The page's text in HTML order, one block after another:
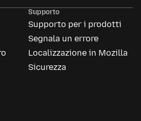
Supporto
Supporto per i prodotti
Segnala un errore
Localizzazione in Mozilla
Sicurezza